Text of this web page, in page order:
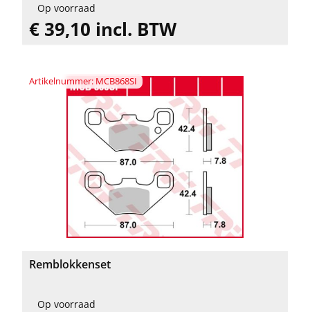
Op voorraad
€ 39,10 incl. BTW
Artikelnummer: MCB868SI
Remblokkenset
Op voorraad